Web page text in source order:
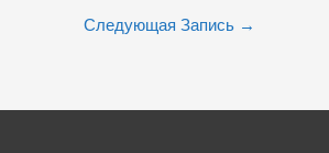
Следующая Запись →